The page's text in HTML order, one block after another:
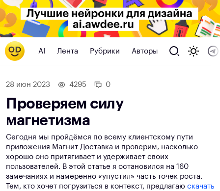
AI Лента Рубрики Авторы
28 июн 2023 4295 0
Проверяем силу
магнетизма
Сегодня мы пройдёмся по всему клиентскому пути
приложения Магнит Доставка и проверим, насколько
хорошо оно притягивает и удерживает своих
пользователей. В этой статье я остановился на 160
замечаниях и намеренно «упустил» часть точек роста.
Тем, кто хочет погрузиться в контекст, предлагаю скачать